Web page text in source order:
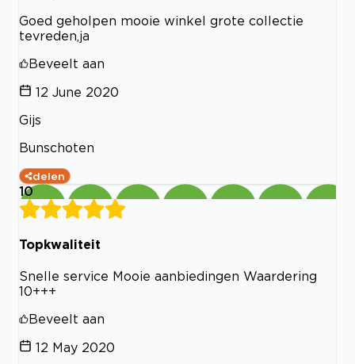
Goed geholpen mooie winkel grote collectie
tevreden,ja
Beveelt aan
12 June 2020
Gijs
Bunschoten
delen
10
Topkwaliteit
Snelle service Mooie aanbiedingen Waardering
10+++
Beveelt aan
12 May 2020